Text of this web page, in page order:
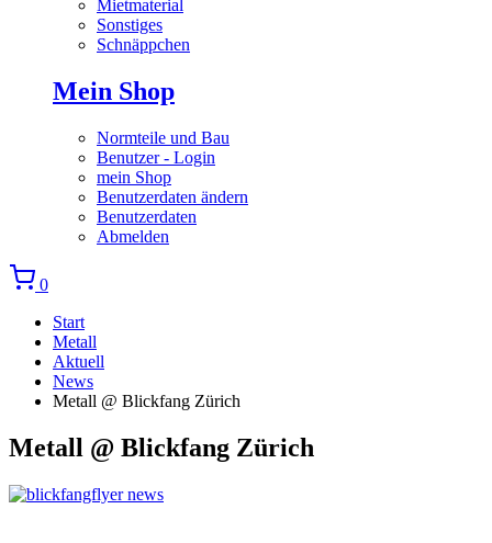
Mietmaterial
Sonstiges
Schnäppchen
Mein Shop
Normteile und Bau
Benutzer - Login
mein Shop
Benutzerdaten ändern
Benutzerdaten
Abmelden
0
Start
Metall
Aktuell
News
Metall @ Blickfang Zürich
Metall @ Blickfang Zürich